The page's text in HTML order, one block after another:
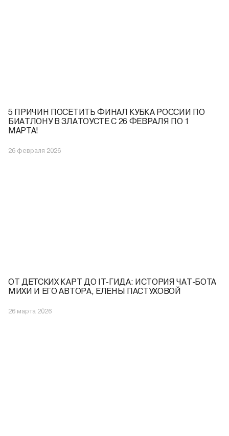
5 ПРИЧИН ПОСЕТИТЬ ФИНАЛ КУБКА РОССИИ ПО
БИАТЛОНУ В ЗЛАТОУСТЕ С 26 ФЕВРАЛЯ ПО 1
МАРТА!
26 февраля 2026
ОТ ДЕТСКИХ КАРТ ДО IT-ГИДА: ИСТОРИЯ ЧАТ-БОТА
МИХИ И ЕГО АВТОРА, ЕЛЕНЫ ПАСТУХОВОЙ
26 марта 2026